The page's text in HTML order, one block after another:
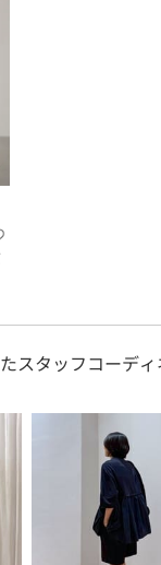
スタッフコーディ